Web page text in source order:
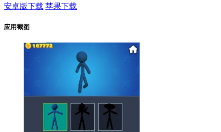
安卓版下载 苹果下载
应用截图